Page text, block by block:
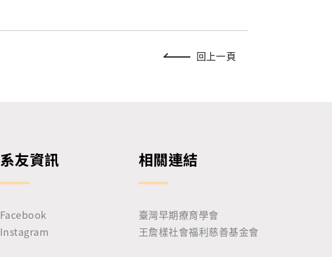
回上一頁
系友資訊
Facebook
Instagram
相關連結
臺灣早期療育學會
王詹樣社會福利慈善基金會